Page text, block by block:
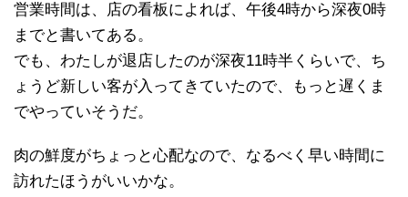
営業時間は、店の看板によれば、午後4時から深夜0時
までと書いてある。
でも、わたしが退店したのが深夜11時半くらいで、ち
ょうど新しい客が入ってきていたので、もっと遅くま
でやっていそうだ。
肉の鮮度がちょっと心配なので、なるべく早い時間に
訪れたほうがいいかな。